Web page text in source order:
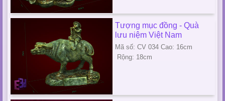
Tượng mục đồng - Quà
lưu niệm Việt Nam
Mã số: CV 034 Cao: 16cm
Rộng: 18cm